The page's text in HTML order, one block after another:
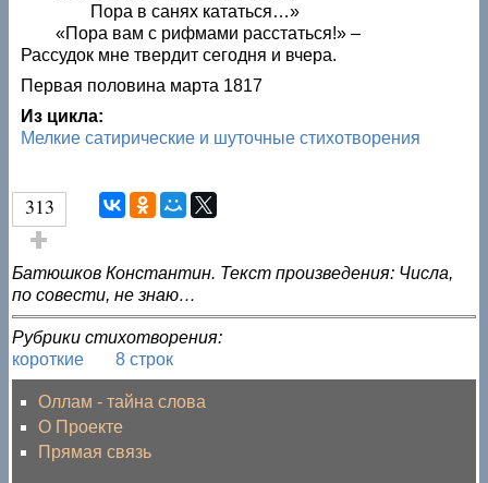
Пора в санях кататься…»
«Пора вам с рифмами расстаться!» –
Рассудок мне твердит сегодня и вчера.
Первая половина марта 1817
Из цикла:
Мелкие сатирические и шуточные стихотворения
313
Голос за!
Батюшков Константин. Текст произведения: Числа,
по совести, не знаю…
Рубрики стихотворения:
короткие
8 строк
Оллам - тайна слова
О Проекте
Прямая связь